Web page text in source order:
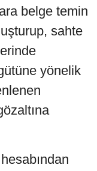
belge temin
sahte
yönelik